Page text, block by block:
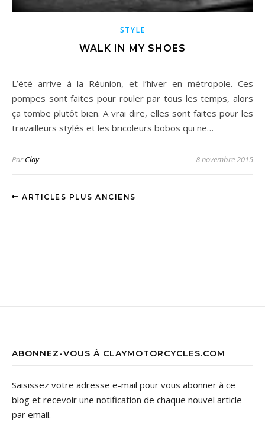
STYLE
WALK IN MY SHOES
L’été arrive à la Réunion, et l’hiver en métropole. Ces
pompes sont faites pour rouler par tous les temps, alors
ça tombe plutôt bien. A vrai dire, elles sont faites pour les
travailleurs stylés et les bricoleurs bobos qui ne…
ParClay 8 novembre 2015
ARTICLES PLUS ANCIENS
ABONNEZ-VOUS À CLAYMOTORCYCLES.COM
Saisissez votre adresse e-mail pour vous abonner à ce
blog et recevoir une notification de chaque nouvel article
par email.